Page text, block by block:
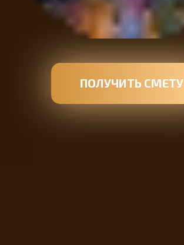
ПОЛУЧИТЬ СМЕТУ